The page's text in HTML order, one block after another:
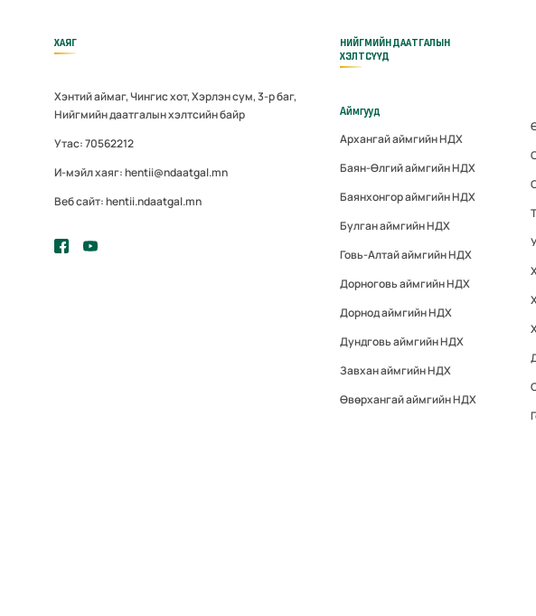
ХАЯГ
Хэнтий аймаг, Чингис хот, Хэрлэн сум, 3-р баг,
Нийгмийн даатгалын хэлтсийн байр
Утас: 70562212
И-мэйл хаяг: hentii@ndaatgal.mn
Веб сайт: hentii.ndaatgal.mn
НИЙГМИЙН ДААТГАЛЫН
ХЭЛТСҮҮД
Аймгууд
Архангай аймгийн НДХ
Баян-Өлгий аймгийн НДХ
Баянхонгор аймгийн НДХ
Булган аймгийн НДХ
Говь-Алтай аймгийн НДХ
Дорноговь аймгийн НДХ
Дорнод аймгийн НДХ
Дундговь аймгийн НДХ
Завхан аймгийн НДХ
Өвөрхангай аймгийн НДХ